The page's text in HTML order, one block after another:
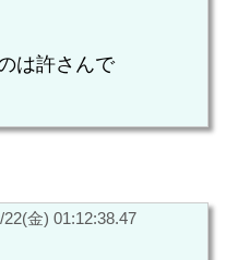
は許さんで
22(金) 01:12:38.47